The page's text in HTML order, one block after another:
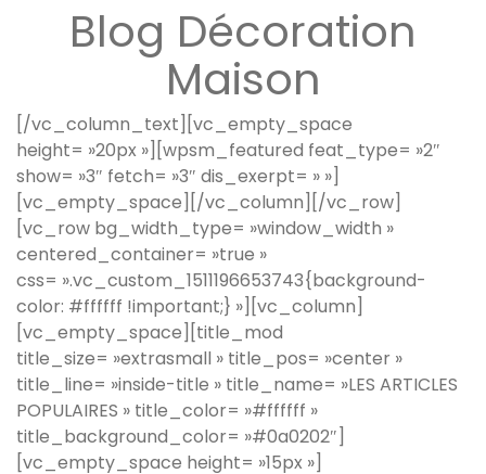
Blog Décoration
Maison
[/vc_column_text][vc_empty_space
height= »20px »][wpsm_featured feat_type= »2″
show= »3″ fetch= »3″ dis_exerpt= » »]
[vc_empty_space][/vc_column][/vc_row]
[vc_row bg_width_type= »window_width »
centered_container= »true »
css= ».vc_custom_1511196653743{background-
color: #ffffff !important;} »][vc_column]
[vc_empty_space][title_mod
title_size= »extrasmall » title_pos= »center »
title_line= »inside-title » title_name= »LES ARTICLES
POPULAIRES » title_color= »#ffffff »
title_background_color= »#0a0202″]
[vc_empty_space height= »15px »]